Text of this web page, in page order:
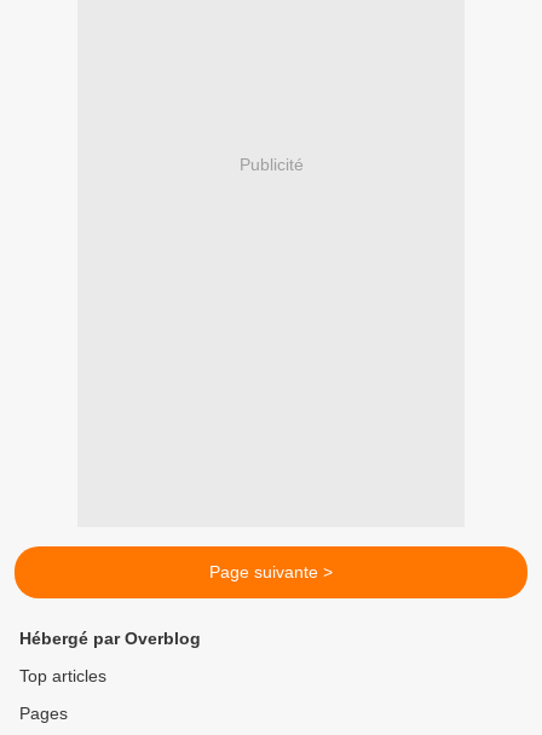
Publicité
Page suivante >
Hébergé par Overblog
Top articles
Pages